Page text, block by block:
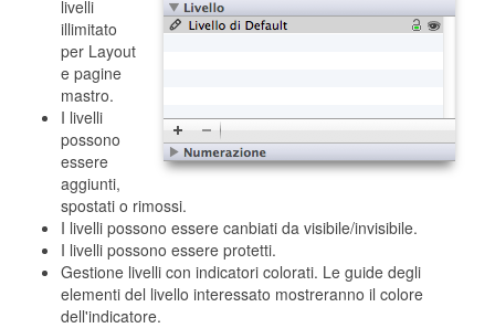
livelli
illimitato
per Layout
e pagine
mastro.
I livelli
possono
essere
aggiunti,
spostati o rimossi.
I livelli possono essere canbiati da visibile/invisibile.
I livelli possono essere protetti.
Gestione livelli con indicatori colorati. Le guide degli
elementi del livello interessato mostreranno il colore
dell'indicatore.